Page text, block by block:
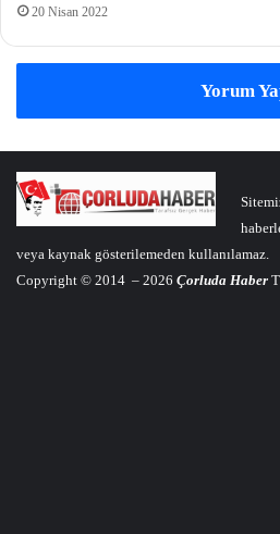
20 Nisan 2022
Yorum
veya kaynak gösterilemeden kullanılamaz.
Copyright © 2014 – 2026 Çorluda Haber